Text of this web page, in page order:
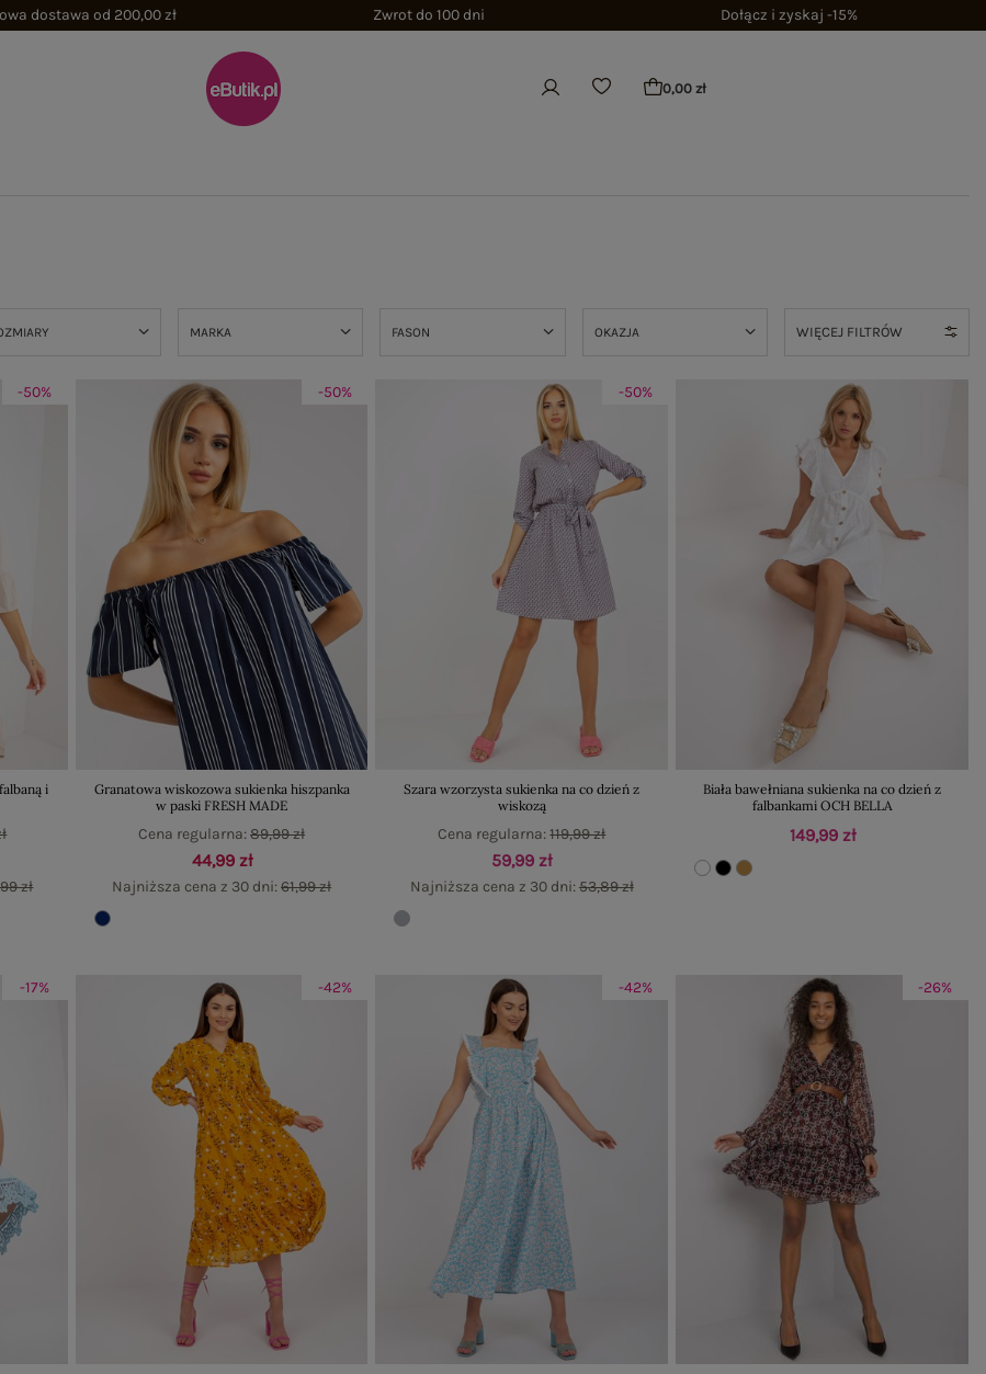
dostawa od 200,00 zł Zwrot do 100 dni Dołącz i zyskaj -15%
0,00 zł
MARKA FASON OKAZJA WIĘCEJ FILTRÓW
-50%
i
zł
-50%
Granatowa wiskozowa sukienka hiszpanka
w paski FRESH MADE
44,99 zł
Najniższa cena z 30 dni:61,99 zł
Cena regularna:89,99 zł
-50%
Szara wzorzysta sukienka na co dzień z
wiskozą
59,99 zł
Najniższa cena z 30 dni:53,89 zł
Cena regularna:119,99 zł
Biała bawełniana sukienka na co dzień z
falbankami OCH BELLA
149,99 zł
-17% -42% -42% -26%